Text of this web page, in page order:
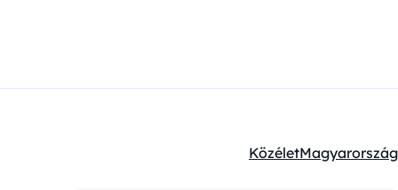
Kategóriák:
KözéletMagyarország